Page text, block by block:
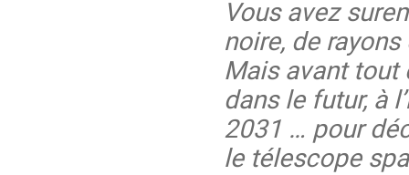
Vous avez
noire, de
Mais avant tout
dans le futur, à
2031 … pour
le télescope